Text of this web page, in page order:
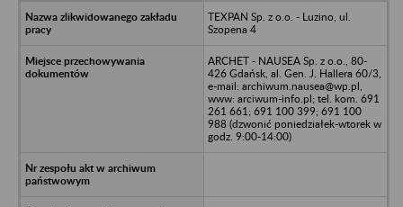
TEXPAN Sp. z o.o. - Luzino, ul.
Szopena 4
ARCHET - NAUSEA Sp. z o.o., 80-
426 Gdańsk, al. Gen. J. Hallera 60/3,
e-mail: archiwum.nausea@wp.pl,
www: arciwum-info.pl; tel. kom. 691
261 661; 691 100 399; 691 100
988 (dzwonić poniedziałek-wtorek w
godz. 9:00-14:00)